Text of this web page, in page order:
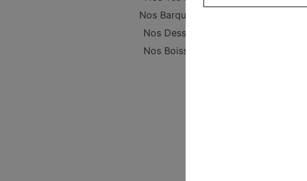
Nos Barquettes
Nos Desserts
Nos Boissons